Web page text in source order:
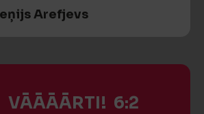
Arefjevs
VĀĀĀĀRTI! 6:2